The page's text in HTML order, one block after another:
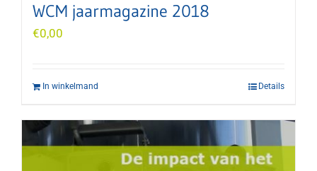
WCM jaarmagazine 2018
€0,00
In winkelmand Details